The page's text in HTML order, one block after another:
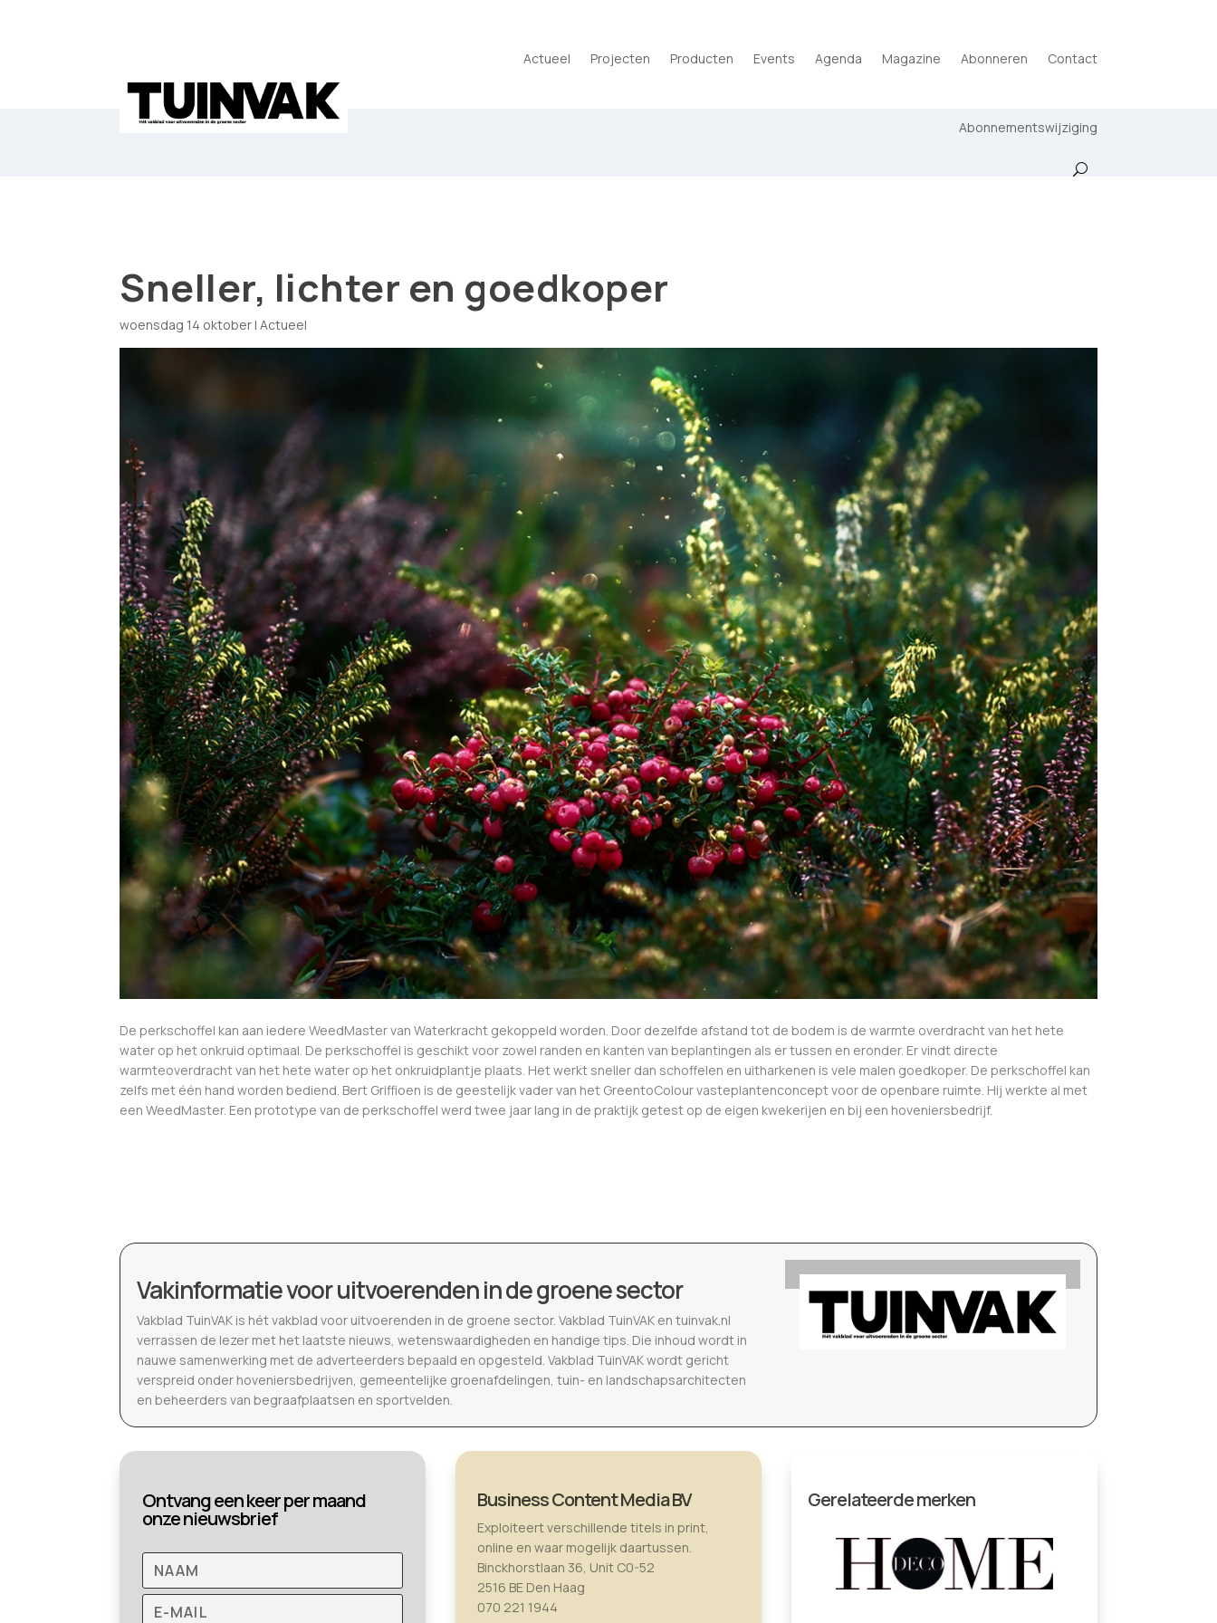
Actueel Projecten Producten Events Agenda Magazine Abonneren Contact
Abonnementswijziging
Sneller, lichter en goedkoper
woensdag 14 oktober | Actueel
De perkschoffel kan aan iedere WeedMaster van Waterkracht gekoppeld worden. Door dezelfde afstand tot de bodem is de warmte overdracht van het hete
water op het onkruid optimaal. De perkschoffel is geschikt voor zowel randen en kanten van beplantingen als er tussen en eronder. Er vindt directe
warmteoverdracht van het hete water op het onkruidplantje plaats. Het werkt sneller dan schoffelen en uitharkenen is vele malen goedkoper. De perkschoffel kan
zelfs met één hand worden bediend. Bert Griffioen is de geestelijk vader van het GreentoColour vasteplantenconcept voor de openbare ruimte. Hij werkte al met
een WeedMaster. Een prototype van de perkschoffel werd twee jaar lang in de praktijk getest op de eigen kwekerijen en bij een hoveniersbedrijf.
Vakinformatie voor uitvoerenden in de groene sector
Vakblad TuinVAK is hét vakblad voor uitvoerenden in de groene sector. Vakblad TuinVAK en tuinvak.nl
verrassen de lezer met het laatste nieuws, wetenswaardigheden en handige tips. Die inhoud wordt in
nauwe samenwerking met de adverteerders bepaald en opgesteld. Vakblad TuinVAK wordt gericht
verspreid onder hoveniersbedrijven, gemeentelijke groenafdelingen, tuin- en landschapsarchitecten
en beheerders van begraafplaatsen en sportvelden.
Ontvang een keer per maand
onze nieuwsbrief
Business Content Media BV
Exploiteert verschillende titels in print,
online en waar mogelijk daartussen.
Binckhorstlaan 36, Unit C0-52
2516 BE Den Haag
070 221 1944
Gerelateerde merken